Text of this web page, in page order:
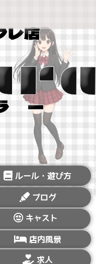
ルール・遊び方
ブログ
キャスト
店内風景
求人